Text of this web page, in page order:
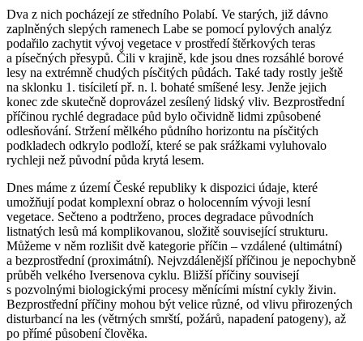
Dva z nich pocházejí ze středního Polabí. Ve starých, již dávno
zaplněných slepých ramenech Labe se pomocí pylových analýz
podařilo zachytit vývoj vegetace v prostředí štěrkových teras
a písečných přesypů. Čili v krajině, kde jsou dnes rozsáhlé borové
lesy na extrémně chudých písčitých půdách. Také tady rostly ještě
na sklonku 1. tisíciletí př. n. l. bohaté smíšené lesy. Jenže jejich
konec zde skutečně doprovázel zesílený lidský vliv. Bezprostřední
příčinou rychlé degradace půd bylo očividně lidmi způsobené
odlesňování. Stržení mělkého půdního horizontu na písčitých
podkladech odkrylo podloží, které se pak srážkami vyluhovalo
rychleji než původní půda krytá lesem.
Dnes máme z území České republiky k dispozici údaje, které
umožňují podat komplexní obraz o holocenním vývoji lesní
vegetace. Sečteno a podtrženo, proces degradace původních
listnatých lesů má komplikovanou, složitě související strukturu.
Můžeme v něm rozlišit dvě kategorie příčin – vzdálené (ultimátní)
a bezprostřední (proximátní). Nejvzdálenější příčinou je nepochybně
průběh velkého Iversenova cyklu. Bližší příčiny souvisejí
s pozvolnými biologickými procesy měnícími místní cykly živin.
Bezprostřední příčiny mohou být velice různé, od vlivu přirozených
disturbancí na les (větrných smrští, požárů, napadení patogeny), až
po přímé působení člověka.